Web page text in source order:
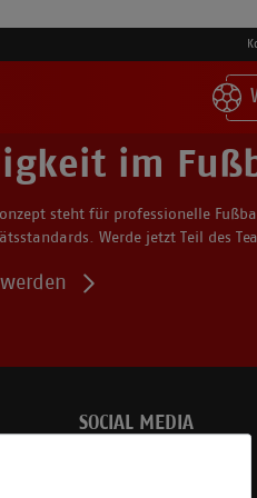
im
steht für professionelle
Werde jetzt Teil des
SOCIAL MEDIA